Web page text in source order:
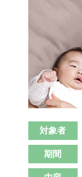
対象者
期間